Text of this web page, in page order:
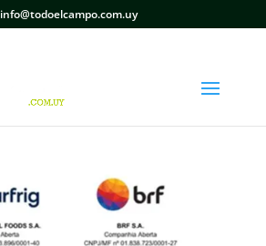
info@todoelcampo.com.uy